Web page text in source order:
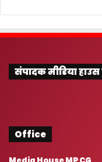
संपादक मीडिया
Office